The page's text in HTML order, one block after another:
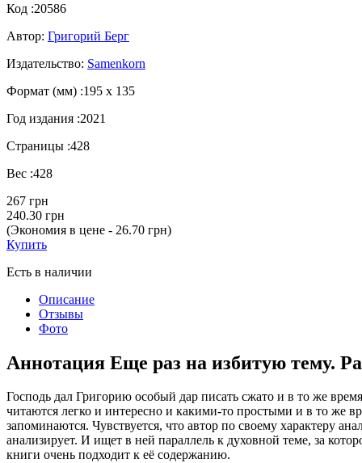
Код :20586
Автор: Григорий Берг
Издательство: Samenkorn
Формат (мм) :195 х 135
Год издания :2021
Страницы :428
Вес :428
267 грн
240.30 грн
(Экономия в цене - 26.70 грн)
Купить
Есть в наличии
Описание
Отзывы
Фото
Аннотация Еще раз на избитую тему.
Господь дал Григорию особый дар писать сжато и в то же
читаются легко и интересно и какими-то простыми и в то же
запоминаются. Чувствуется, что автор по своему характеру
анализирует. И ищет в ней параллель к духовной теме, за
книги очень подходит к её содержанию.